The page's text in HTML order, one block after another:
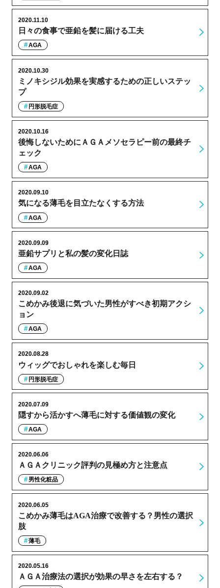
日々の食事で亜鉛を髪に届ける工夫
2020.11.10
AGA
ミノキシジル効果を実感するための正しいステッ
プ
2020.10.30
円形脱毛症
後悔しないためにＡＧＡメソセラピー前の最終チ
ェック
2020.10.16
AGA
気になる薄毛を目立たなくする方法
2020.09.10
AGA
亜鉛サプリと私の髪の変化日誌
2020.09.09
AGA
こめかみ後退に気づいた男性がすべき初期アクシ
ョン
2020.09.02
AGA
ウィッグでおしゃれを楽しむ毎日
2020.08.28
円形脱毛症
隠すから活かすへ薄毛に対する価値観の変化
2020.07.09
AGA
ＡＧＡクリニック評判の見極め方と注意点
2020.06.06
男性化粧品
こめかみ薄毛はAGA治療で改善する？男性の選択
肢
2020.06.05
薄毛
ＡＧＡ治療法の選択が効果の早さを左右する？
2020.05.16